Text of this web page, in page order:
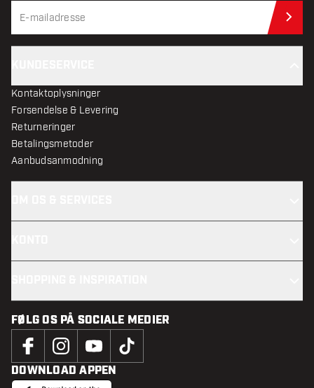
Kontaktoplysninger
Forsendelse & Levering
Returneringer
Betalingsmetoder
Aanbudsanmodning
FØLG OS PÅ SOCIALE MEDIER
DOWNLOAD APPEN